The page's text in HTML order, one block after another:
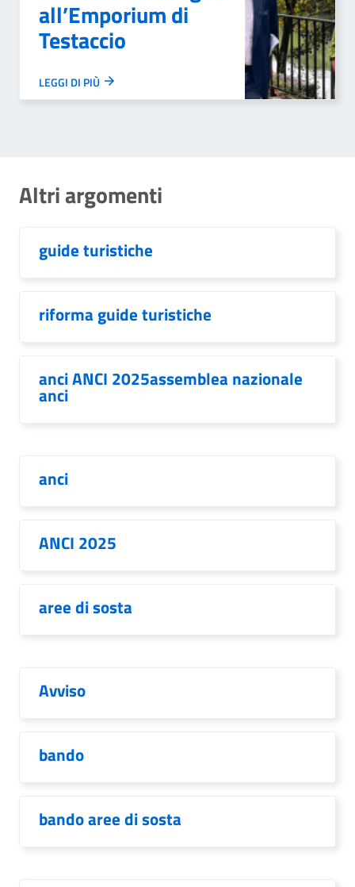
all’Emporium di
Testaccio
LEGGI DI PIÙ
Altri argomenti
guide turistiche
riforma guide turistiche
anci ANCI 2025assemblea nazionale
anci
anci
ANCI 2025
aree di sosta
Avviso
bando
bando aree di sosta